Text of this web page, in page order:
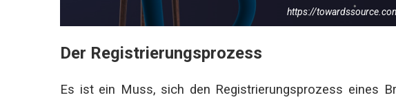
https://
Der Registrierungsprozess
Es ist ein Muss, sich den Registrierungsprozess eines